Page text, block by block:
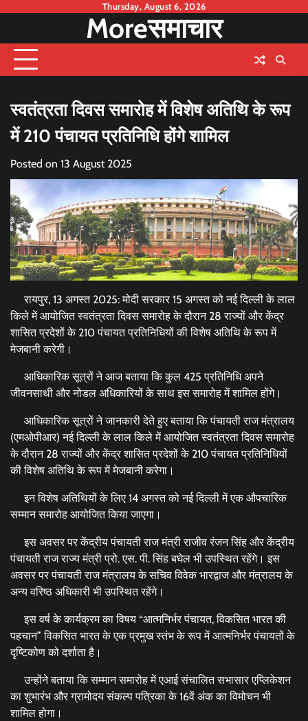
content
Thursday, August 6, 2026
Moreसमाचार
स्वतंत्रता दिवस समारोह में विशेष अतिथि के रूप
में 210 पंचायत प्रतिनिधि होंगे शामिल
Posted on 13 August 2025
रायपुर, 13 अगस्त 2025: मोदी सरकार 15 अगस्त को नई दिल्ली के लाल
किले में आयोजित स्वतंत्रता दिवस समारोह के दौरान 28 राज्यों और केंद्र
शासित प्रदेशों के 210 पंचायत प्रतिनिधियों की विशेष अतिथि के रूप में
मेजबानी करेगी।
आधिकारिक सूत्रों ने आज बताया कि कुल 425 प्रतिनिधि अपने
जीवनसाथी और नोडल अधिकारियों के साथ इस समारोह में शामिल होंगे।
आधिकारिक सूत्रों ने जानकारी देते हुए बताया कि पंचायती राज मंत्रालय
(एमओपीआर) नई दिल्ली के लाल किले में आयोजित स्वतंत्रता दिवस समारोह
के दौरान 28 राज्यों और केंद्र शासित प्रदेशों के 210 पंचायत प्रतिनिधियों
की विशेष अतिथि के रूप में मेजबानी करेगा।
इन विशेष अतिथियों के लिए 14 अगस्त को नई दिल्ली में एक औपचारिक
सम्मान समारोह आयोजित किया जाएगा।
इस अवसर पर केंद्रीय पंचायती राज मंत्री राजीव रंजन सिंह और केंद्रीय
पंचायती राज राज्य मंत्री प्रो. एस. पी. सिंह बघेल भी उपस्थित रहेंगे। इस
अवसर पर पंचायती राज मंत्रालय के सचिव विवेक भारद्वाज और मंत्रालय के
अन्य वरिष्ठ अधिकारी भी उपस्थित रहेंगे।
इस वर्ष के कार्यक्रम का विषय “आत्मनिर्भर पंचायत, विकसित भारत की
पहचान” विकसित भारत के एक प्रमुख स्तंभ के रूप में आत्मनिर्भर पंचायतों के
दृष्टिकोण को दर्शाता है।
उन्होंने बताया कि सम्मान समारोह में एआई संचालित सभासार एप्लिकेशन
का शुभारंभ और ग्रामोदय संकल्प पत्रिका के 16वें अंक का विमोचन भी
शामिल होगा।